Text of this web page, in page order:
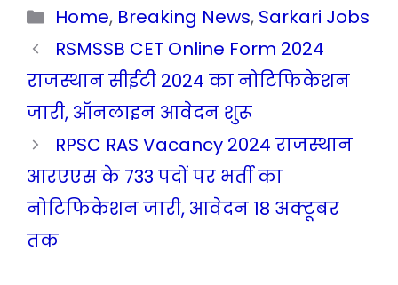
Categories
Home, Breaking News, Sarkari Jobs
RSMSSB CET Online Form 2024
राजस्थान सीईटी 2024 का नोटिफिकेशन
जारी, ऑनलाइन आवेदन शुरू
RPSC RAS Vacancy 2024 राजस्थान
आरएएस के 733 पदों पर भर्ती का
नोटिफिकेशन जारी, आवेदन 18 अक्टूबर
तक